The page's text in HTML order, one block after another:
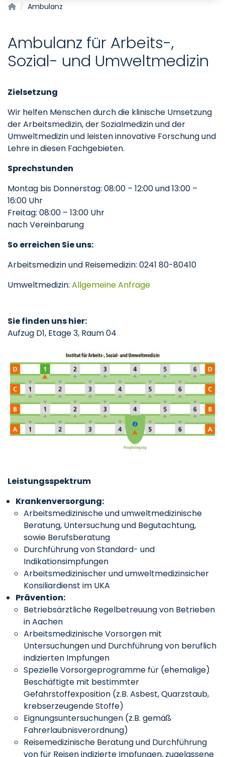
Institut für Arbeits-, Sozial- und Umweltmedizin
Ambulanz
Ambulanz für Arbeits-,
Sozial- und Umweltmedizin
Zielsetzung
Wir helfen Menschen durch die klinische Umsetzung
der Arbeitsmedizin, der Sozialmedizin und der
Umweltmedizin und leisten innovative Forschung und
Lehre in diesen Fachgebieten.
Sprechstunden
Montag bis Donnerstag: 08:00 – 12:00 und 13:00 –
16:00 Uhr
Freitag: 08:00 – 13:00 Uhr
nach Vereinbarung
So erreichen Sie uns:
Arbeitsmedizin und Reisemedizin: 0241 80-80410
Umweltmedizin: Allgemeine Anfrage
Sie finden uns hier:
Aufzug D1, Etage 3, Raum 04
Leistungsspektrum
Krankenversorgung:
Arbeitsmedizinische und umweltmedizinische
Beratung, Untersuchung und Begutachtung,
sowie Berufsberatung
Durchführung von Standard- und
Indikationsimpfungen
Arbeitsmedizinischer und umweltmedizinsicher
Konsiliardienst im UKA
Prävention:
Betriebsärztliche Regelbetreuung von Betrieben
in Aachen
Arbeitsmedizinische Vorsorgen mit
Untersuchungen und Durchführung von beruflich
indizierten Impfungen
Spezielle Vorsorgeprogramme für (ehemalige)
Beschäftigte mit bestimmter
Gefahrstoffexposition (z.B. Asbest, Quarzstaub,
krebserzeugende Stoffe)
Eignungsuntersuchungen (z.B. gemäß
Fahrerlaubnisverordnung)
Reisemedizinische Beratung und Durchführung
von für Reisen indizierte Impfungen, zugelassene